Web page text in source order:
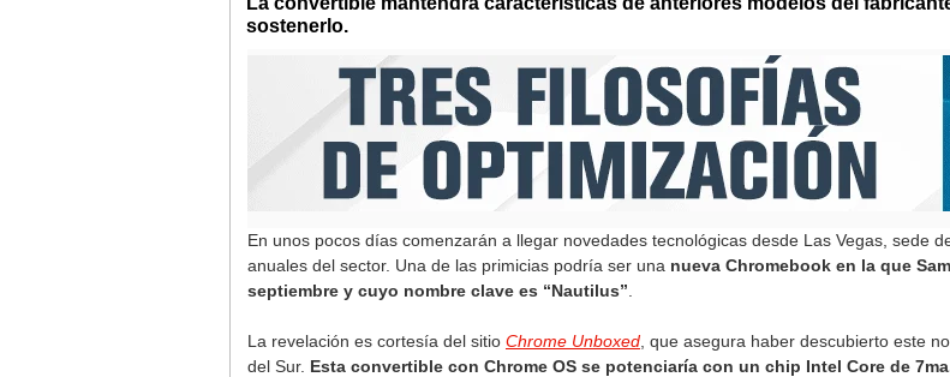
sostenerlo.
En unos pocos días comenzarán a llegar novedades tecnológicas desde Las Vegas, sede
anuales del sector. Una de las primicias podría ser una nueva Chromebook en la que
septiembre y cuyo nombre clave es “Nautilus”
La revelación es cortesía del sitio Chrome Unboxed , que asegura haber descubierto este
del Sur. Esta convertible con Chrome OS se potenciaría con un chip Intel Core de